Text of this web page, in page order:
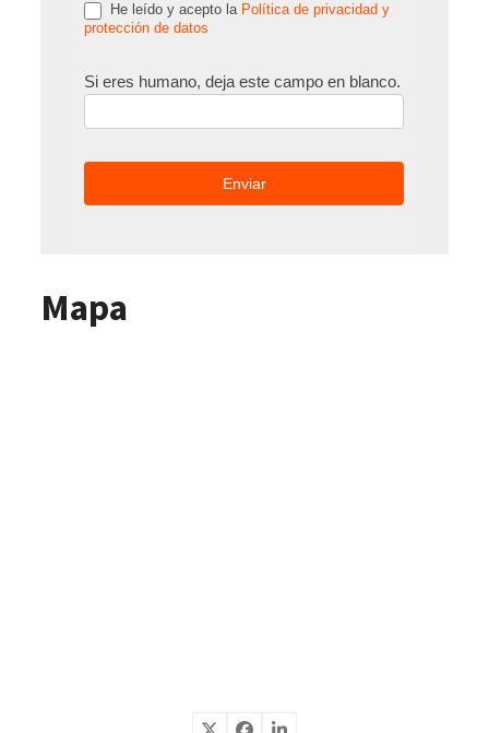
He leído y acepto la Política de privacidad y
protección de datos
Si eres humano, deja este campo en blanco.
Mapa